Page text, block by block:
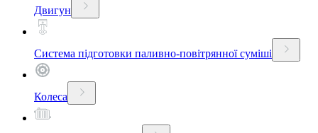
Двигун
Система підготовки паливно-повітрянної суміші
Колеса